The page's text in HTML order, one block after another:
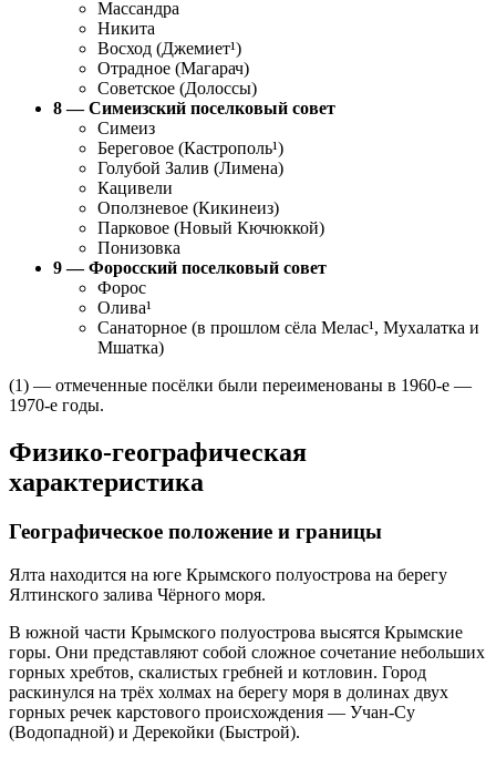
Массандра
Никита
Восход (Джемиет¹)
Отрадное (Магарач)
Советское (Долоссы)
8 — Симеизский поселковый совет
Симеиз
Береговое (Кастрополь¹)
Голубой Залив (Лимена)
Кацивели
Оползневое (Кикинеиз)
Парковое (Новый Кючюккой)
Понизовка
9 — Форосский поселковый совет
Форос
Олива¹
Санаторное (в прошлом сёла Мелас¹, Мухалатка и
Мшатка)
(1) — отмеченные посёлки были переименованы в 1960-е —
1970-е годы.
Физико-географическая
характеристика
Географическое положение и границы
Ялта находится на юге Крымского полуострова на берегу
Ялтинского залива Чёрного моря.
В южной части Крымского полуострова высятся Крымские
горы. Они представляют собой сложное сочетание небольших
горных хребтов, скалистых гребней и котловин. Город
раскинулся на трёх холмах на берегу моря в долинах двух
горных речек карстового происхождения — Учан-Су
(Водопадной) и Дерекойки (Быстрой).